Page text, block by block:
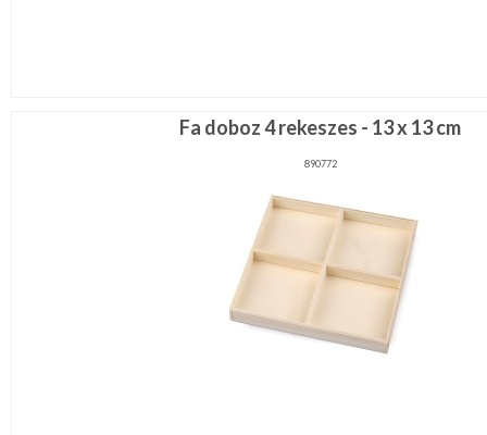
Fa doboz 4 rekeszes - 13 x 13 cm
890772